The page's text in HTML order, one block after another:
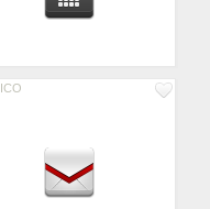
ICO